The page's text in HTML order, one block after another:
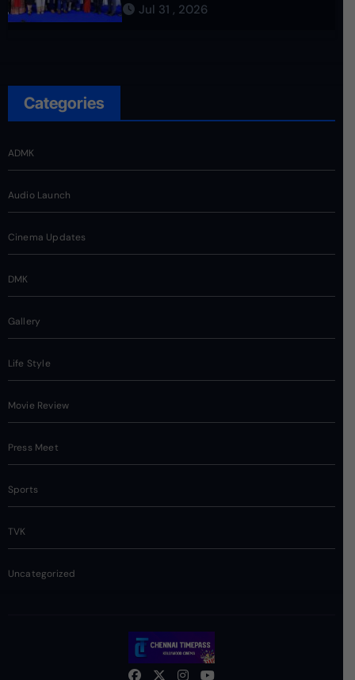
Jul 31 , 2026
Categories
ADMK
Audio Launch
Cinema Updates
DMK
Gallery
Life Style
Movie Review
Press Meet
Sports
TVK
Uncategorized